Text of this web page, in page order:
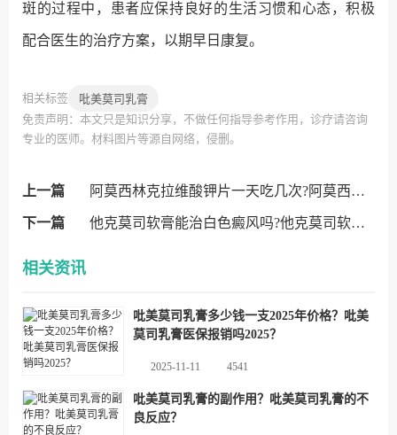
斑的过程中，患者应保持良好的生活习惯和心态，积极
配合医生的治疗方案，以期早日康复。
相关标签
吡美莫司乳膏
免责声明：本文只是知识分享，不做任何指导参考作用，诊疗请咨询
专业的医师。材料图片等源自网络，侵删。
上一篇 阿莫西林克拉维酸钾片一天吃几次?阿莫西林克拉维酸钾片用法用量?
下一篇 他克莫司软膏能治白色癜风吗?他克莫司软膏的作用与功效?
相关资讯
吡美莫司乳膏多少钱一支2025年价格？吡美
莫司乳膏医保报销吗2025？
2025-11-11 4541
吡美莫司乳膏的副作用？吡美莫司乳膏的不
良反应？